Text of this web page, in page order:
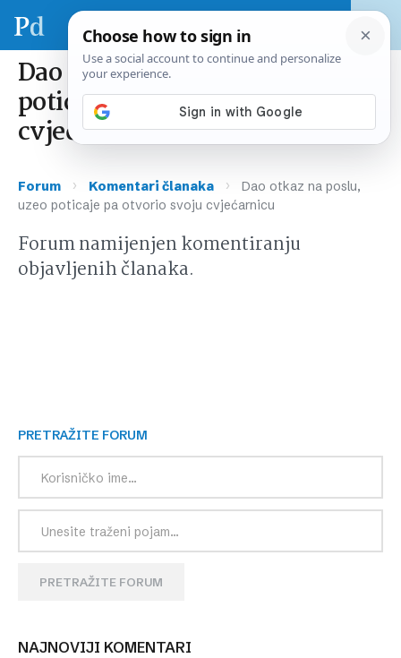
Dao otkaz na poslu, uzeo
poticaje pa otvorio svoju
cvjećarnicu
Forum › Komentari članaka ›
Dao otkaz na poslu,
uzeo poticaje pa otvorio svoju cvjećarnicu
Forum namijenjen komentiranju
objavljenih članaka.
PRETRAŽITE FORUM
PRETRAŽITE FORUM
NAJNOVIJI KOMENTARI